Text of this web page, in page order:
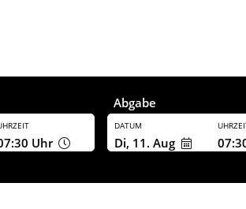
Uhr
Abgabe
DATUM
Di, 11. Aug